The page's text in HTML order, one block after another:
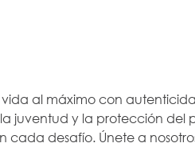
vida al máximo con
juventud y la protección del
desafío. Únete a